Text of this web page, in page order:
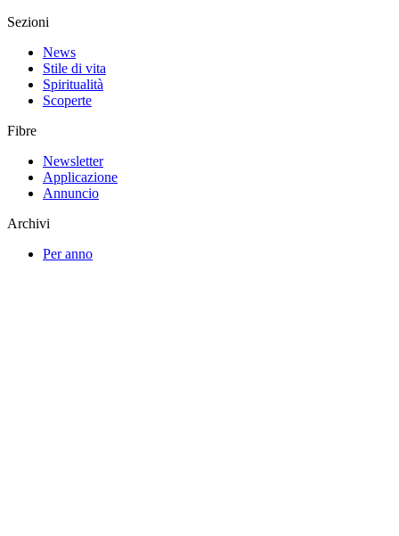
Sezioni
News
Stile di vita
Spiritualità
Scoperte
Fibre
Newsletter
Applicazione
Annuncio
Archivi
Per anno